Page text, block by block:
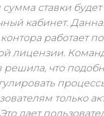
ставки будет
кабинет.
работает по
лицензии.
решила, что
только
дает